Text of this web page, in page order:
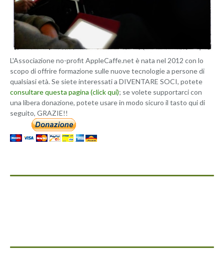
L'Associazione no-profit AppleCaffe.net è nata nel 2012 con lo
scopo di offrire formazione sulle nuove tecnologie a persone di
qualsiasi età. Se siete interessati a DIVENTARE SOCI, potete
consultare questa pagina (click qui); se volete supportarci con
una libera donazione, potete usare in modo sicuro il tasto qui di
seguito, GRAZIE!!